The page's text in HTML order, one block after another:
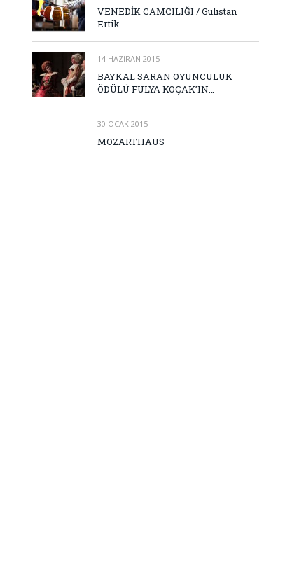
VENEDİK CAMCILIĞI / Gülistan
Ertik
14 HAZIRAN 2015
BAYKAL SARAN OYUNCULUK
ÖDÜLÜ FULYA KOÇAK’IN…
30 OCAK 2015
MOZARTHAUS